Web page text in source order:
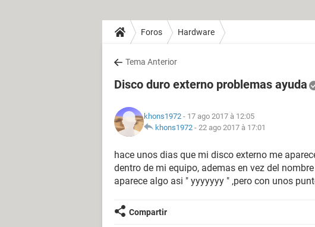
Foros Hardware
Tema Anterior
Disco duro externo problemas ayuda
khons1972 - 17 ago 2017 à 12:05
khons1972 - 22 ago 2017 à 17:01
hace unos dias que mi disco externo me
dentro de mi equipo, ademas en vez del
aparece algo asi " yyyyyyy " ,pero con unos
Compartir